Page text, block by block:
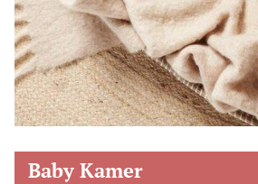
Baby Kamer